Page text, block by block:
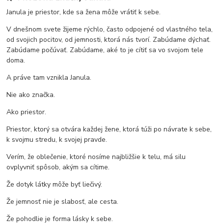
Janula je priestor, kde sa žena môže vrátiť k sebe.
V dnešnom svete žijeme rýchlo, často odpojené od vlastného tela,
od svojich pocitov, od jemnosti, ktorá nás tvorí. Zabúdame dýchať.
Zabúdame počúvať. Zabúdame, aké to je cítiť sa vo svojom tele
doma.
A práve tam vznikla Janula.
Nie ako značka.
Ako priestor.
Priestor, ktorý sa otvára každej žene, ktorá túži po návrate k sebe,
k svojmu stredu, k svojej pravde.
Verím, že oblečenie, ktoré nosíme najbližšie k telu, má silu
ovplyvniť spôsob, akým sa cítime.
Že dotyk látky môže byť liečivý.
Že jemnosť nie je slabosť, ale cesta.
Že pohodlie je forma lásky k sebe.